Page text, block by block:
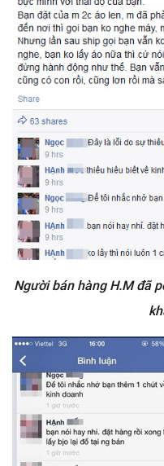
Người bán hàng H.M đã